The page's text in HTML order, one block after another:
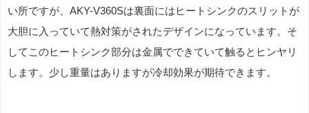
い所ですが、AKY-V360Sは裏面にはヒートシンクのスリットが
大胆に入っていて熱対策がされたデザインになっています。そ
してこのヒートシンク部分は金属でできていて触るとヒンヤリ
します。少し重量はありますが冷却効果が期待できます。